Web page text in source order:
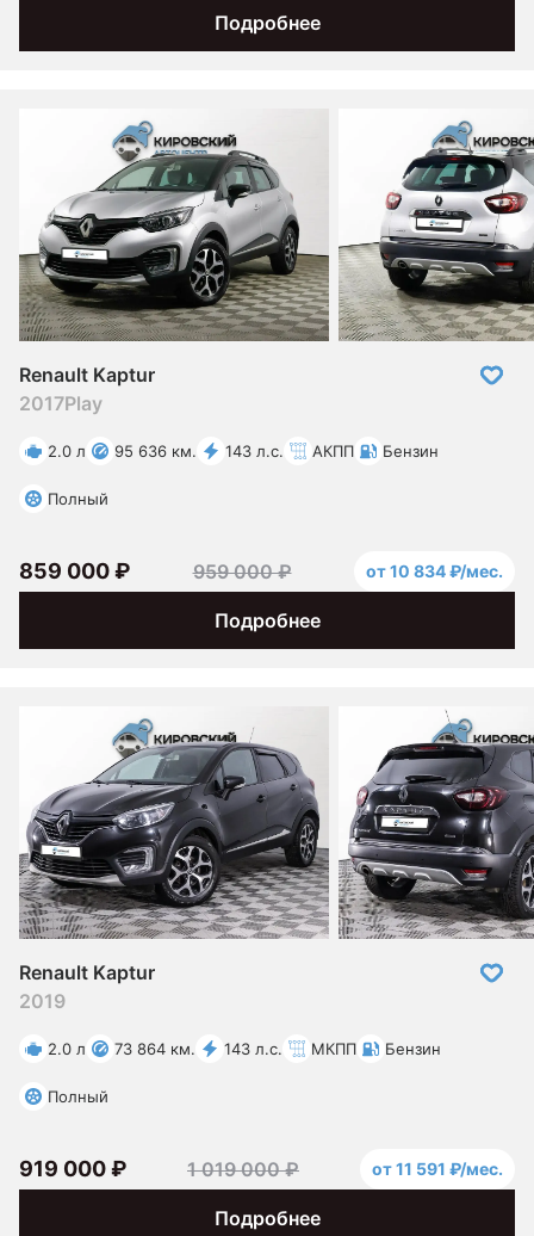
Подробнее
Renault Kaptur
2017Play
2.0 л 95 636 км. 143 л.с. АКПП Бензин
Полный
Подробнее
859 000 ₽ 959 000 ₽ от 10 834 ₽/мес.
Renault Kaptur
2019
2.0 л 73 864 км. 143 л.с. МКПП Бензин
Полный
Подробнее
919 000 ₽ 1 019 000 ₽ от 11 591 ₽/мес.